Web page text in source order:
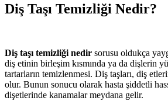
Diş Taşı Temizliği Nedir?
Diş taşı temizliği nedir sorusu oldukça
diş etinin birleşim kısmında ya da dişlerin
tartarların temizlenmesi. Diş taşları, diş
olur. Bunun sonucu olarak hasta şiddetli
dişetlerinde kanamalar meydana gelir.